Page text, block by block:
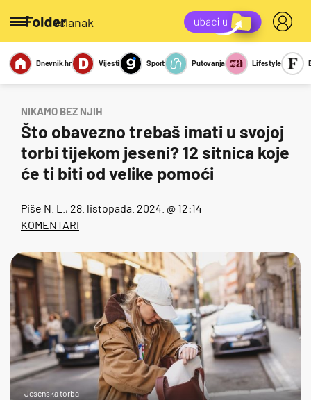
/članak
Miks Kviz
Report
Sexy
Dnevnik.hr Vijesti Sport Putovanja Lifestyle
NIKAMO BEZ NJIH
Što obavezno trebaš imati u svojoj
torbi tijekom jeseni? 12 sitnica koje
će ti biti od velike pomoći
Piše N. L. , 28. listopada. 2024. @ 12:14
KOMENTARI
Jesenska torba